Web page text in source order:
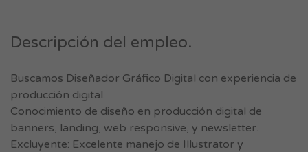
Descripción del empleo.
Buscamos Diseñador Gráfico Digital con experiencia de
producción digital.
Conocimiento de diseño en producción digital de
banners, landing, web responsive, y newsletter.
Excluyente: Excelente manejo de Illustrator y